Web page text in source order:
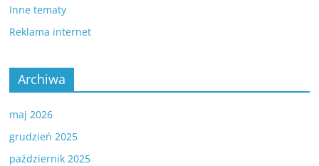
Inne tematy
Reklama internet
Archiwa
maj 2026
grudzień 2025
październik 2025